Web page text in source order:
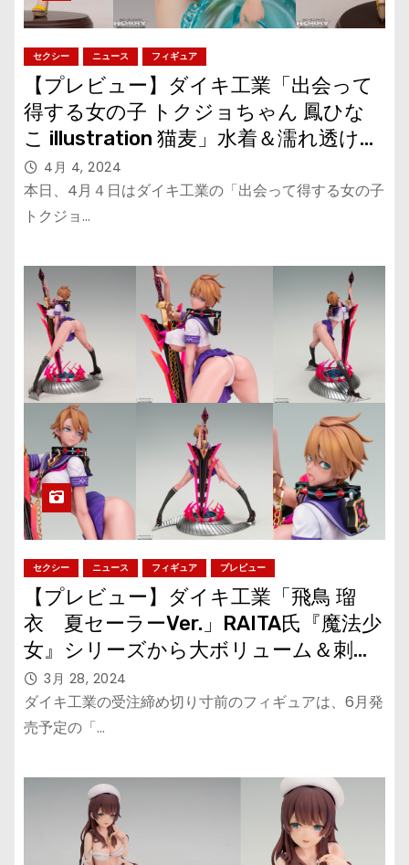
セクシー ニュース フィギュア
【プレビュー】ダイキ工業「出会って
得する女の子 トクジョちゃん 鳳ひな
こ illustration 猫麦」水着＆濡れ透け塗
装に注目！
4月 4, 2024
本日、4月４日はダイキ工業の「出会って得する女の子
トクジョ…
セクシー ニュース フィギュア プレビュー
【プレビュー】ダイキ工業「飛鳥 瑠
衣 夏セーラーVer.」RAITA氏『魔法少
女』シリーズから大ボリューム＆刺激
的なパーツで立体化！
3月 28, 2024
ダイキ工業の受注締め切り寸前のフィギュアは、6月発
売予定の「…